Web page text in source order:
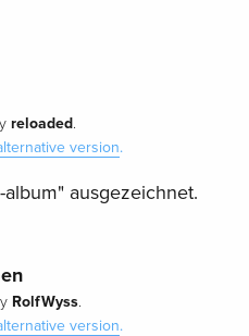
reloaded.
version.
ausgezeichnet.
RolfWyss.
version.